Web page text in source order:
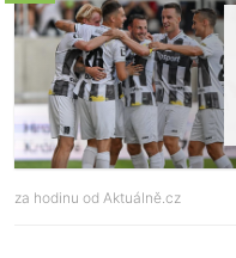
za hodinu od Aktuálně.cz